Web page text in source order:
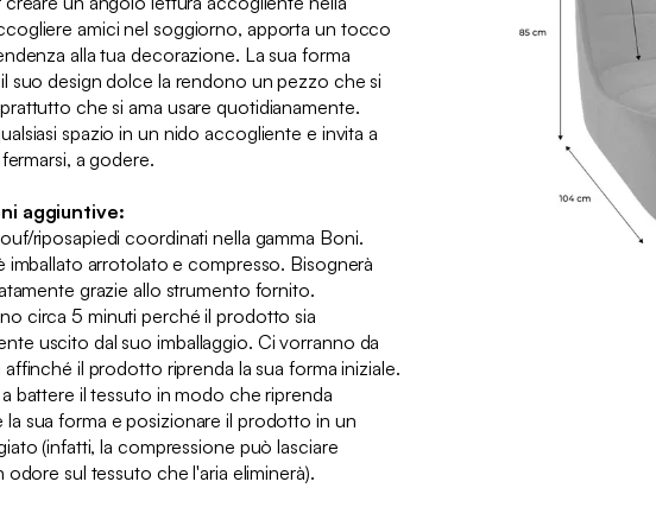
amici nel soggiorno, apporta un tocco
alla tua decorazione. La sua forma
suo design dolce la rendono un pezzo che si
che si ama usare quotidianamente.
spazio in un nido accogliente e invita a
a godere.
aggiuntive:
riposapiedi coordinati nella gamma Boni.
imballato arrotolato e compresso. Bisognerà
grazie allo strumento fornito.
circa 5 minuti perché il prodotto sia
uscito dal suo imballaggio. Ci vorranno da
il prodotto riprenda la sua forma iniziale.
battere il tessuto in modo che riprenda
sua forma e posizionare il prodotto in un
(infatti, la compressione può lasciare
odore sul tessuto che l'aria eliminerà).